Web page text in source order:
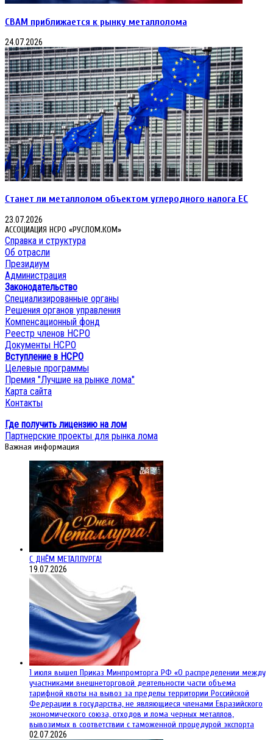
CBAM приближается к рынку металлолома
24.07.2026
Станет ли металлолом объектом углеродного налога ЕС
23.07.2026
АССОЦИАЦИЯ НСРО «РУСЛОМ.КОМ»
Справка и структура
Об отрасли
Президиум
Администрация
Законодательство
Специализированные органы
Решения органов управления
Компенсационный фонд
Реестр членов НСРО
Документы НСРО
Вступление в НСРО
Целевые программы
Премия "Лучшие на рынке лома"
Карта сайта
Контакты
Где получить лицензию на лом
Партнерские проекты для рынка лома
Важная информация
С ДНЁМ МЕТАЛЛУРГА!
19.07.2026
1 июля вышел Приказ Минпромторга РФ «О распределении между
участниками внешнеторговой деятельности части объема
тарифной квоты на вывоз за пределы территории Российской
Федерации в государства, не являющиеся членами Евразийского
экономического союза, отходов и лома черных металлов,
вывозимых в соответствии с таможенной процедурой экспорта
02.07.2026